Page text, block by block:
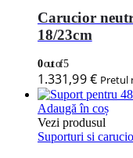
Carucior
18/23cm
0out of 5
1.331,99€ Pretul
Adaugă în coș
Vezi produsul
Suporturi si